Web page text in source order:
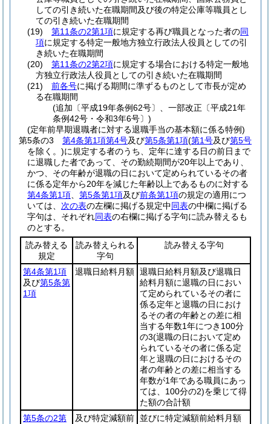
しての引き続いた在職期間及び後の特定公庫等職員とし
ての引き続いた在職期間
(19)
第11条の2第1項に規定する再び職員となった者の同
項に規定する特定一般地方独立行政法人役員としての引
き続いた在職期間
(20)
第11条の2第2項に規定する場合における特定一般地
方独立行政法人役員としての引き続いた在職期間
(21)
前各号に掲げる期間に準ずるものとして市長が定め
る在職期間
(追加〔平成19年条例62号〕、一部改正〔平成21年
条例42号・令和3年6号〕)
(定年前早期退職者に対する退職手当の基本額に係る特例)
第5条の3
第4条第1項第4号及び第5条第1項(第1号及び第5号
を除く。)に規定する者のうち、定年に達する日の前日まで
に退職した者であって、その勤続期間が20年以上であり、
かつ、その年齢が退職の日において定められているその者
に係る定年から20年を減じた年齢以上であるものに対する
第4条第1項
第5条第1項及び前条第1項の規定の適用につ
いては、 次の表の左欄に掲げる規定中同表の中欄に掲げる
字句は、それぞれ同表の右欄に掲げる字句に読み替えるも
のとする。
読み替える
規定
読み替えられる
字句
読み替える字句
第4条第1項
及び第5条第
1項
退職日給料月額 退職日給料月額及び退職日
給料月額に退職の日におい
て定められているその者に
係る定年と退職の日におけ
るその者の年齢との差に相
当する年数1年につき100分
の3(退職の日において定め
られているその者に係る定
年と退職の日におけるその
者の年齢との差に相当する
年数が1年である職員にあっ
ては、100分の2)を乗じて得
た額の合計額
第5条の2第
及び特定減額前
並びに特定減額前給料月額